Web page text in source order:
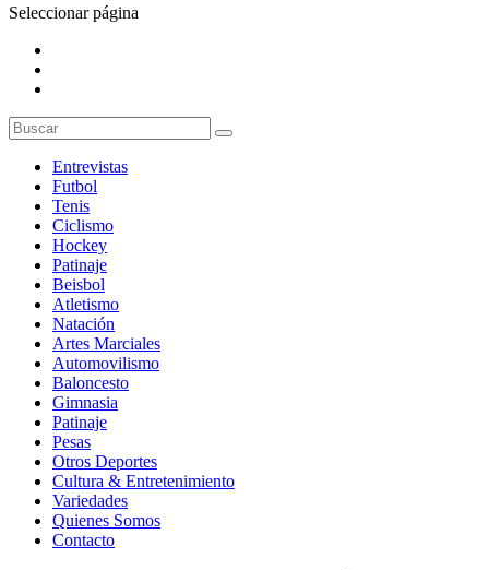
Seleccionar página
Entrevistas
Futbol
Tenis
Ciclismo
Hockey
Patinaje
Beisbol
Atletismo
Natación
Artes Marciales
Automovilismo
Baloncesto
Gimnasia
Patinaje
Pesas
Otros Deportes
Cultura & Entretenimiento
Variedades
Quienes Somos
Contacto